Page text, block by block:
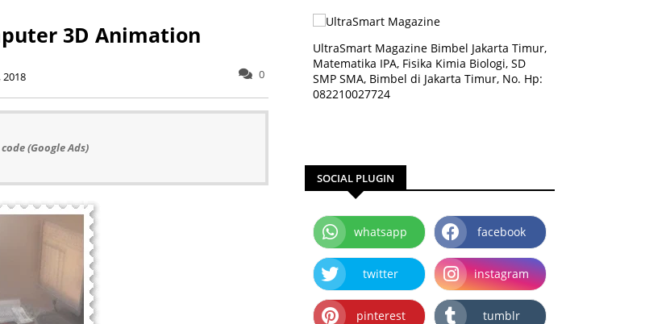
3D Animation
2018 0
(Google Ads)
UltraSmart Magazine Bimbel Jakarta Timur,
Matematika IPA, Fisika Kimia Biologi, SD
SMP SMA, Bimbel di Jakarta Timur, No. Hp:
082210027724
SOCIAL PLUGIN
whatsapp facebook
twitter instagram
pinterest tumblr